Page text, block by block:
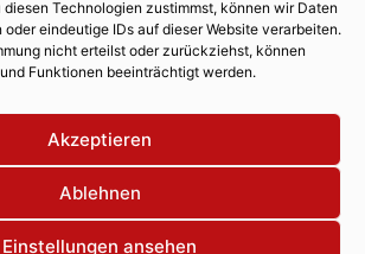
Technologien zustimmst, können wir Daten
eindeutige IDs auf dieser Website verarbeiten.
nicht erteilst oder zurückziehst, können
Funktionen beeinträchtigt werden.
Akzeptieren
Ablehnen
Einstellungen ansehen
Werbung
Contenterstellung
Lokalnachrichten
Lokalfernsehen
Eventkalender